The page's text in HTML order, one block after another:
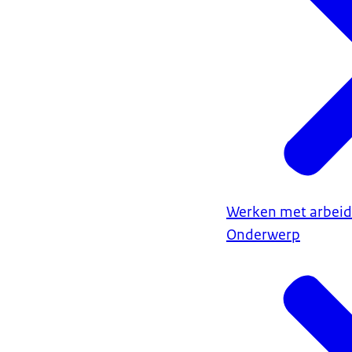
Werken met
Onderwerp